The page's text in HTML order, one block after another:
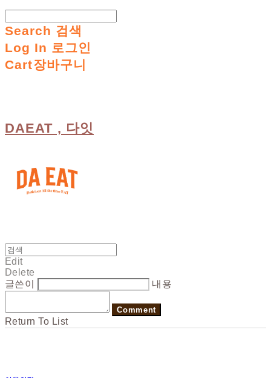
Search 검색
Log In 로그인
Cart장바구니
DAEAT , 다잇
Edit
Delete
글쓴이
내용
Comment
Return To List